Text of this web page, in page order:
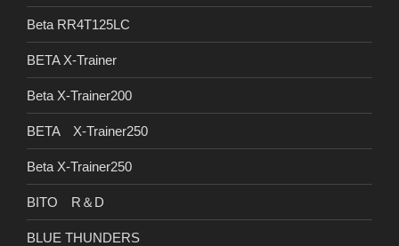
Beta RR4T125LC
BETA X-Trainer
Beta X-Trainer200
BETA X-Trainer250
Beta X-Trainer250
BITO R＆D
BLUE THUNDERS